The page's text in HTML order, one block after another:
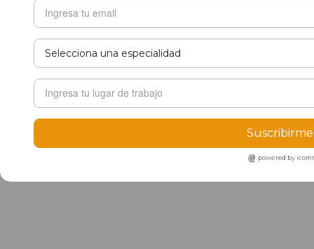
Suscribirme
powered by